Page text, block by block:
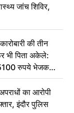
जांच शिविर,
की तीन
भी पिता अकेले:
5100 रुपये भेजकर
हम नहीं आ पाएंगे
का आरोपी
इंदौर पुलिस